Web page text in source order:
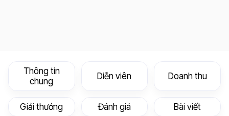
Thông tin
chung
Diễn viên Doanh thu
Giải thưởng Đánh giá Bài viết